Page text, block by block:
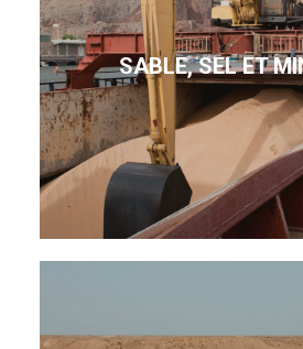
SABLE, SEL ET